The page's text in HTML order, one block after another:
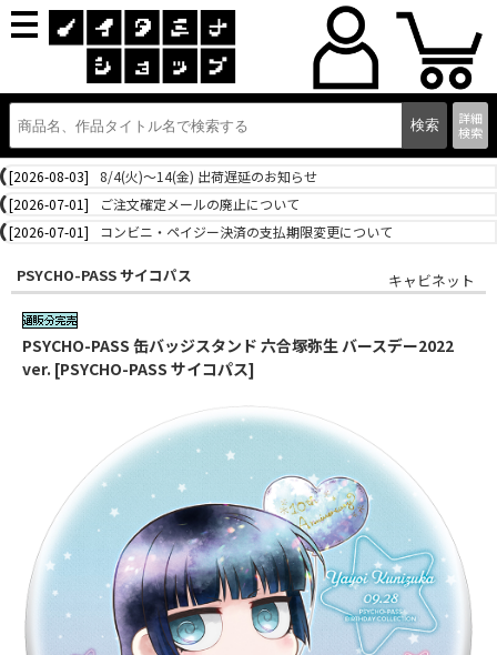
詳細
検索
[2026-08-03]
8/4(火)～14(金) 出荷遅延のお知らせ
[2026-07-01]
ご注文確定メールの廃止について
[2026-07-01]
コンビニ・ペイジー決済の支払期限変更について
PSYCHO-PASS サイコパス キャビネット
PSYCHO-PASS 缶バッジスタンド 六合塚弥生 バースデー2022
ver. [PSYCHO-PASS サイコパス]